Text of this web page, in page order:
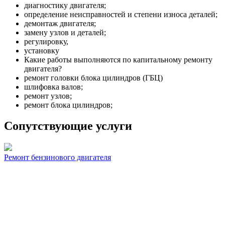
диагностику двигателя;
определение неисправностей и степени износа деталей;
демонтаж двигателя;
замену узлов и деталей;
регулировку,
установку
Какие работы выполняются по капитальному ремонту
двигателя?
ремонт головки блока цилиндров (ГБЦ)
шлифовка валов;
ремонт узлов;
ремонт блока цилиндров;
Сопутствующие услуги
Ремонт бензинового двигателя